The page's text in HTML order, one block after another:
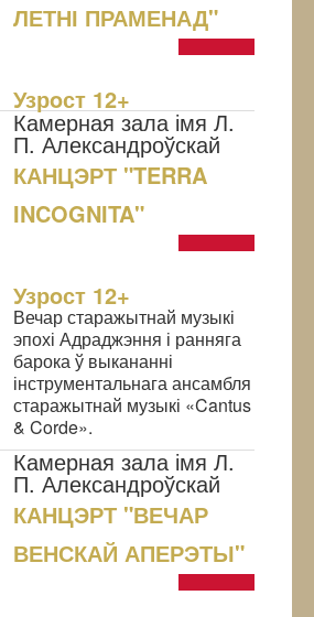
ЛЕТНІ ПРАМЕНАД"
Узрoст 12+
Камерная зала імя Л.
П. Александроўскай
КАНЦЭРТ "TERRA
INCOGNITA"
Узрoст 12+
Вечар старажытнай музыкі
эпохі Адраджэння і ранняга
барока ў выкананні
інструментальнага ансамбля
старажытнай музыкі «Cantus
& Corde».
Камерная зала імя Л.
П. Александроўскай
КАНЦЭРТ "ВЕЧАР
ВЕНСКАЙ АПЕРЭТЫ"